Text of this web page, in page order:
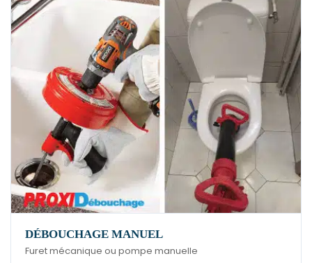
DÉBOUCHAGE MANUEL
Furet mécanique ou pompe manuelle